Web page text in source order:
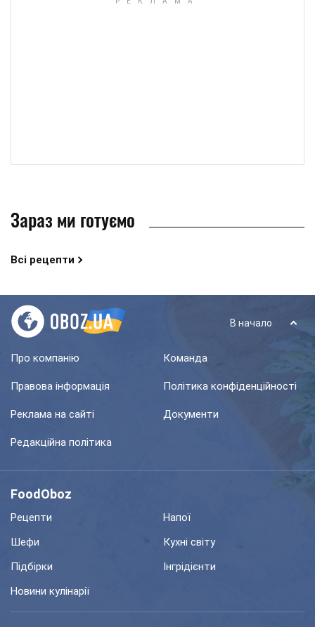
Зараз ми готуємо
Всі рецепти
В начало
Про компанію Команда
Правова інформація Політика конфіденційності
Реклама на сайті Документи
Редакційна політика
FoodOboz
Рецепти
Напої
Шефи
Кухні світу
Підбірки
Інгрідієнти
Новини кулінарії